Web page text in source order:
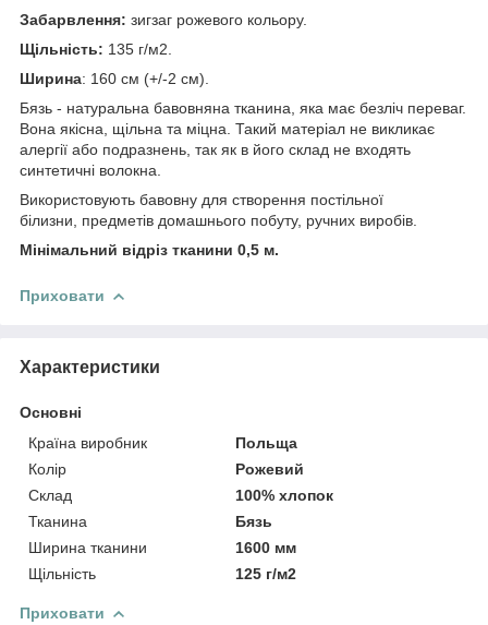
Забарвлення: зигзаг рожевого кольору.
Щільність: 135 г/м2.
Ширина: 160 см (+/-2 см).
Бязь - натуральна бавовняна тканина, яка має безліч переваг.
Вона якісна, щільна та міцна. Такий матеріал не викликає
алергії або подразнень, так як в його склад не входять
синтетичні волокна.
Використовують бавовну для створення постільної
білизни, предметів домашнього побуту, ручних виробів.
Мінімальний відріз тканини 0,5 м.
Приховати
Характеристики
Основні
Країна виробник
Польща
Колір
Рожевий
Склад
100% хлопок
Тканина
Бязь
Ширина тканини
1600 мм
Щільність
125 г/м2
Приховати